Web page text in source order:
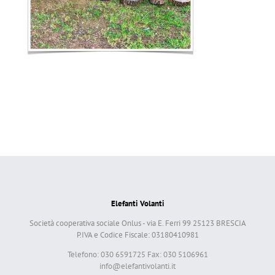
Elefanti Volanti
Società cooperativa sociale Onlus - via E. Ferri 99 25123 BRESCIA
P.IVA e Codice Fiscale: 03180410981
Telefono: 030 6591725 Fax: 030 5106961
info@elefantivolanti.it